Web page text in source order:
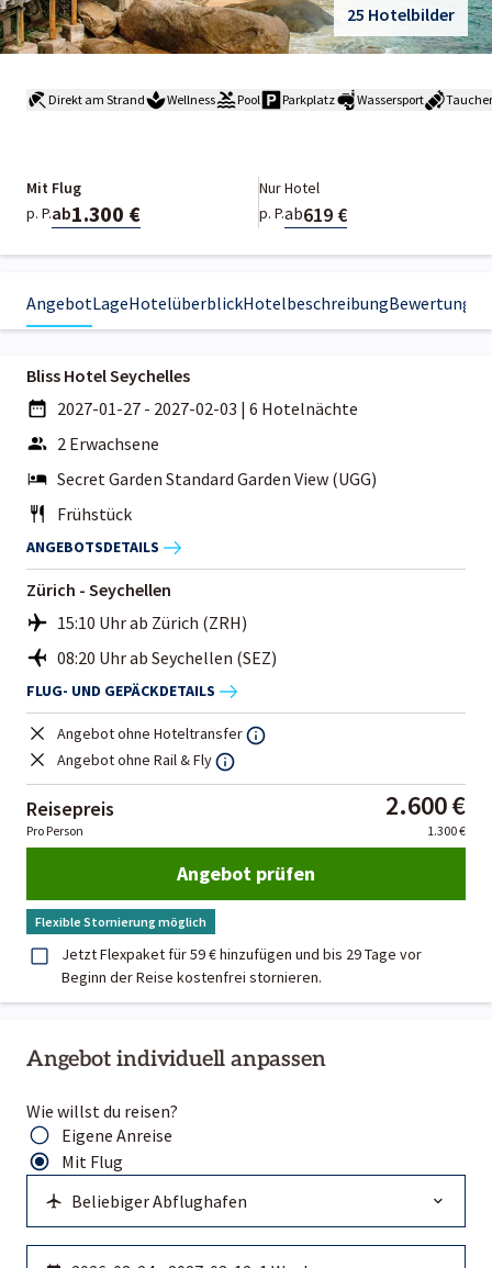
25 Hotelbilder
Direkt am Strand Wellness Pool Parkplatz Wassersport
Mit Flug
p. P.ab1.300 €
Nur Hotel
p. P.ab619 €
AngebotLageHotelüberblickHotelbeschreibungBewertungen
Angebot individuell anpassen
Wie willst du reisen?
Eigene Anreise
Mit Flug
Bliss Hotel Seychelles
2027-01-27 - 2027-02-03 | 6 Hotelnächte
2 Erwachsene
Secret Garden Standard Garden View (UGG)
Frühstück
ANGEBOTSDETAILS
Zürich - Seychellen
15:10 Uhr ab Zürich (ZRH)
08:20 Uhr ab Seychellen (SEZ)
FLUG- UND GEPÄCKDETAILS
Angebot ohne Hoteltransfer
Angebot ohne Rail & Fly
Reisepreis 2.600 €
Pro Person 1.300 €
Angebot prüfen
Flexible Stornierung möglich
Jetzt Flexpaket für 59 € hinzufügen und bis 29 Tage vor
Beginn der Reise kostenfrei stornieren.